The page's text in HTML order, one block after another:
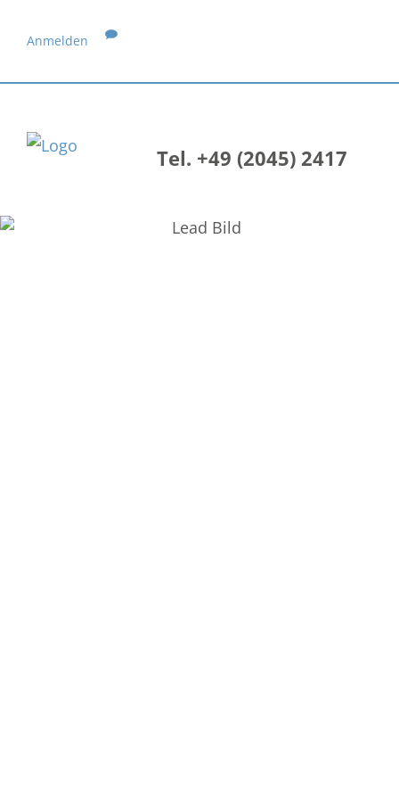
Anmelden
Tel. +49 (2045) 2417